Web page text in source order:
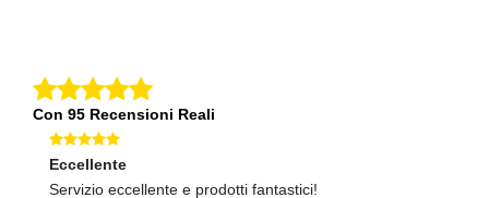
Con 95 Recensioni Reali
Eccellente
Servizio eccellente e prodotti fantastici!